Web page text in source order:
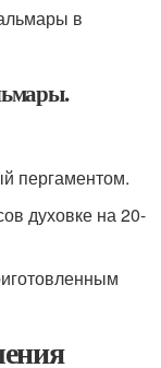
в
пергаментом.
духовке на 20-